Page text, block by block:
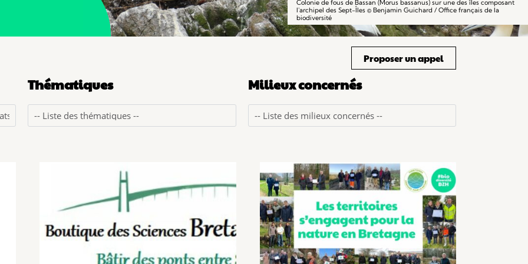
Colonie de fous de Bassan (Morus bassanus) sur une des îles composant
l'archipel des Sept-Îles © Benjamin Guichard / Office français de la
biodiversité
Proposer un appel
Thématiques Milieux concernés